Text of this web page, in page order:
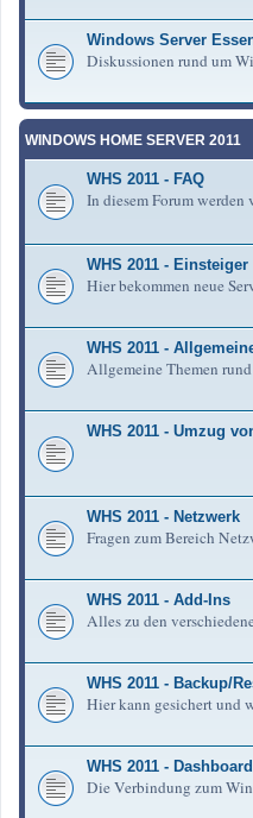
Windows Server
Diskussionen rund um
WINDOWS HOME SERVER 2011
WHS 2011 - FAQ
In diesem Forum
WHS 2011 - Einsteiger
Hier bekommen neue
WHS 2011 -
Allgemeine Themen
WHS 2011 - Umzug
WHS 2011 - Netzwerk
Fragen zum Bereich
WHS 2011 - Add-Ins
Alles zu den
WHS 2011 - Backup/
Hier kann gesichert und
WHS 2011 -
Die Verbindung zum